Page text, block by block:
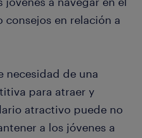
en relación a
necesidad de una
para atraer y
atractivo puede no
a los jóvenes a